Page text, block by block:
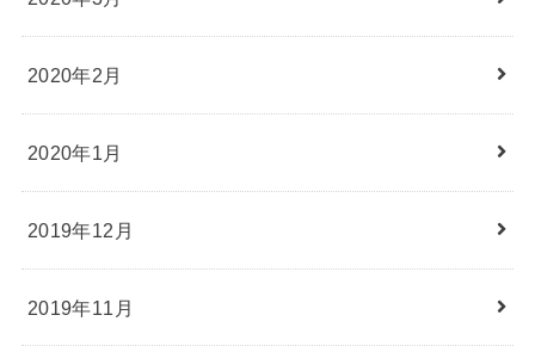
2020年2月
2020年1月
2019年12月
2019年11月